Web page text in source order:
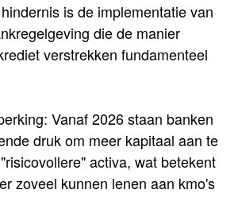
is de implementatie van
die de manier
verstrekken fundamenteel
Vanaf 2026 staan banken
druk om meer kapitaal aan te
activa, wat betekent
zoveel kunnen lenen aan kmo's